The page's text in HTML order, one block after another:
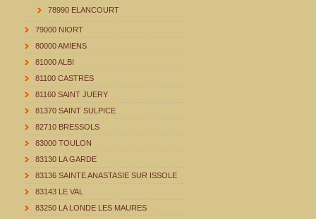
78990 ELANCOURT
79000 NIORT
80000 AMIENS
81000 ALBI
81100 CASTRES
81160 SAINT JUERY
81370 SAINT SULPICE
82710 BRESSOLS
83000 TOULON
83130 LA GARDE
83136 SAINTE ANASTASIE SUR ISSOLE
83143 LE VAL
83250 LA LONDE LES MAURES